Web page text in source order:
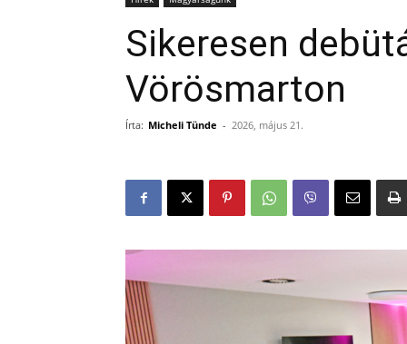
Sikeresen
Vörösmarton
Írta: Micheli Tünde - 2026, május 21.